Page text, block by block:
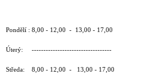
Pondělí : 8,00 - 12,00 - 13,00 - 17,00
Úterý: ----------------------------------
Středa: 8,00 - 12,00 - 13,00 - 17,00